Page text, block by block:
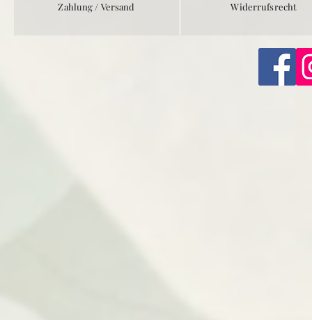
Zahlung / Versand Widerrufsrecht